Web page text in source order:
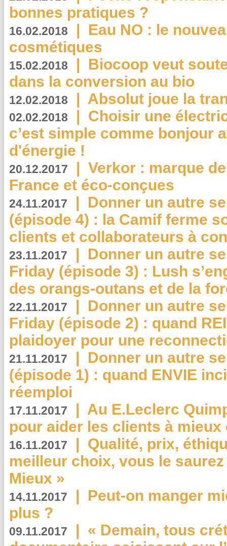
bonnes pratiques ?
16.02.2018 | Eau NO : le
cosmétiques
15.02.2018 | Biocoop veut
dans la conversion au bio
12.02.2018 | Absolut joue la
02.02.2018 | Choisir une
c’est simple comme bonjour
d'énergie !
20.12.2017 | Verkor : marque
France et éco-conçues
24.11.2017 | Donner un autre
(épisode 4) : la Camif ferme
clients et collaborateurs à
23.11.2017 | Donner un autre
Friday (épisode 3) : Lush
des orangs-outans et de la
22.11.2017 | Donner un autre
Friday (épisode 2) : quand
plaidoyer pour une
21.11.2017 | Donner un autre
(épisode 1) : quand ENVIE
réemploi
17.11.2017 | Au E.Leclerc
pour aider les clients à
16.11.2017 | Qualité, prix,
meilleur choix, vous le
Mieux »
14.11.2017 | Peut-on manger
plus ?
09.11.2017 | « Demain, tous